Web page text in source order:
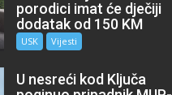
porodici imat će dječiji
dodatak od 150 KM
USK Vijesti
U nesreći kod Ključa